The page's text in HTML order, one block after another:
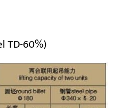
TD-60%)